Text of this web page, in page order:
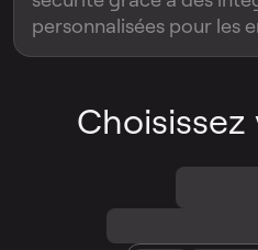
personnalisées pour les